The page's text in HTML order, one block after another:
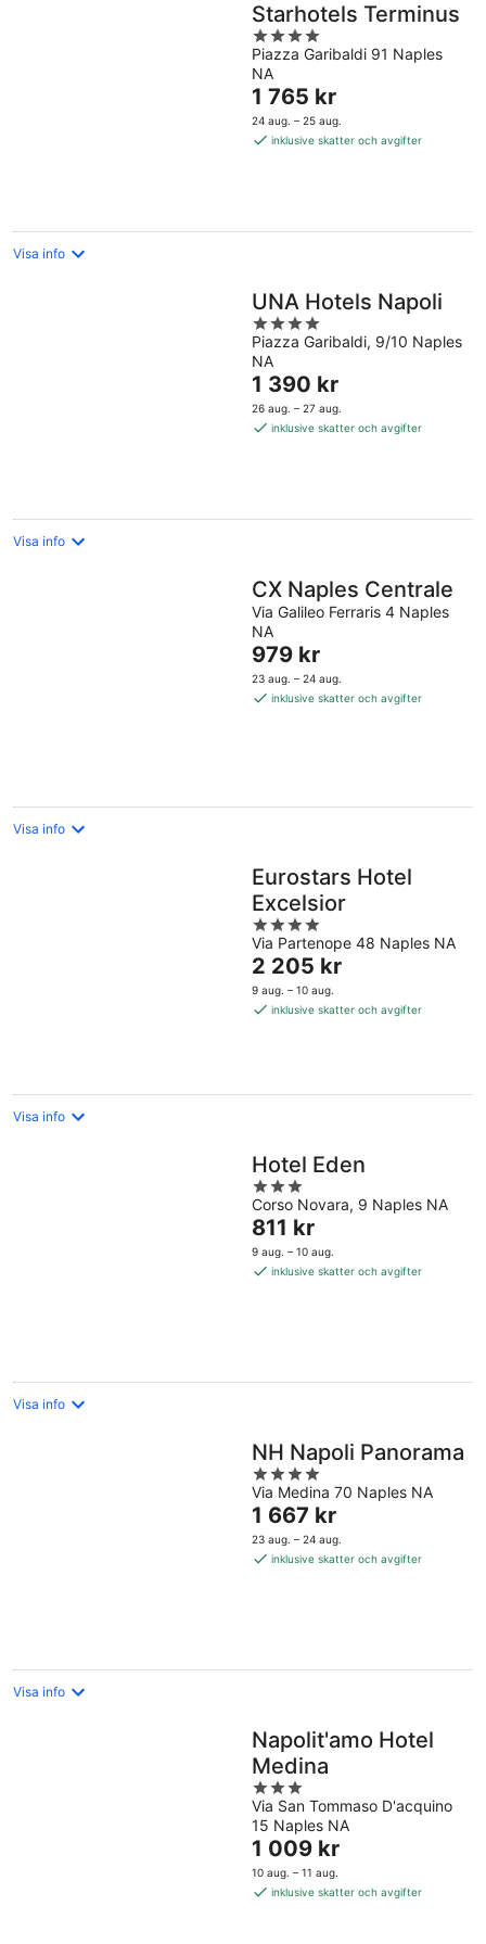
Starhotels Terminus
4
out
of
5
Piazza Garibaldi 91 Naples
NA
Priset
är
1 765 kr
1 765 kr
24 aug. – 25 aug.
inklusive skatter och avgifter
Visa info
UNA Hotels Napoli
4
out
of
5
Piazza Garibaldi, 9/10 Naples
NA
Priset
är
1 390 kr
1 390 kr
26 aug. – 27 aug.
inklusive skatter och avgifter
Visa info
CX Naples Centrale
Via Galileo Ferraris 4 Naples
NA
Priset
är
979 kr
979 kr
23 aug. – 24 aug.
inklusive skatter och avgifter
Visa info
Eurostars Hotel
Excelsior
4
out
of
5
Via Partenope 48 Naples NA
Priset
är
2 205 kr
2 205 kr
9 aug. – 10 aug.
inklusive skatter och avgifter
Visa info
Hotel Eden
3
out
of
5
Corso Novara, 9 Naples NA
Priset
är
811 kr
811 kr
9 aug. – 10 aug.
inklusive skatter och avgifter
Visa info
NH Napoli Panorama
4
out
of
5
Via Medina 70 Naples NA
Priset
är
1 667 kr
1 667 kr
23 aug. – 24 aug.
inklusive skatter och avgifter
Visa info
Napolit'amo Hotel
Medina
3
out
of
5
Via San Tommaso D'acquino
15 Naples NA
Priset
är
1 009 kr
1 009 kr
10 aug. – 11 aug.
inklusive skatter och avgifter